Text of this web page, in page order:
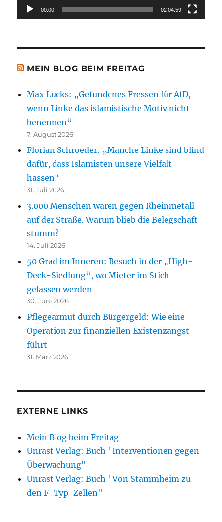
00:00 02:04:59
MEIN BLOG BEIM FREITAG
Max Lucks: „Gefundenes Fressen für AfD,
wenn Linke das islamistische Motiv nicht
benennen“
7. August 2026
Florian Schroeder: „Manche Linke sind blind
dafür, dass Islamisten unsere Vielfalt
hassen“
31. Juli 2026
3.000 Menschen waren gegen Rheinmetall
auf der Straße. Warum blieb die Belegschaft
stumm?
14. Juli 2026
50 Grad im Inneren: Besuch in der „High-
Deck-Siedlung“, wo Mieter im Stich
gelassen werden
30. Juni 2026
Pflegearmut durch Bürgergeld: Wie eine
Operation zur finanziellen Existenzangst
führt
31. März 2026
EXTERNE LINKS
Mein Blog beim Freitag
Unrast Verlag: Buch "Interventionen gegen
Überwachung"
Unrast Verlag: Buch "Von Stammheim zu
den F-Typ-Zellen"